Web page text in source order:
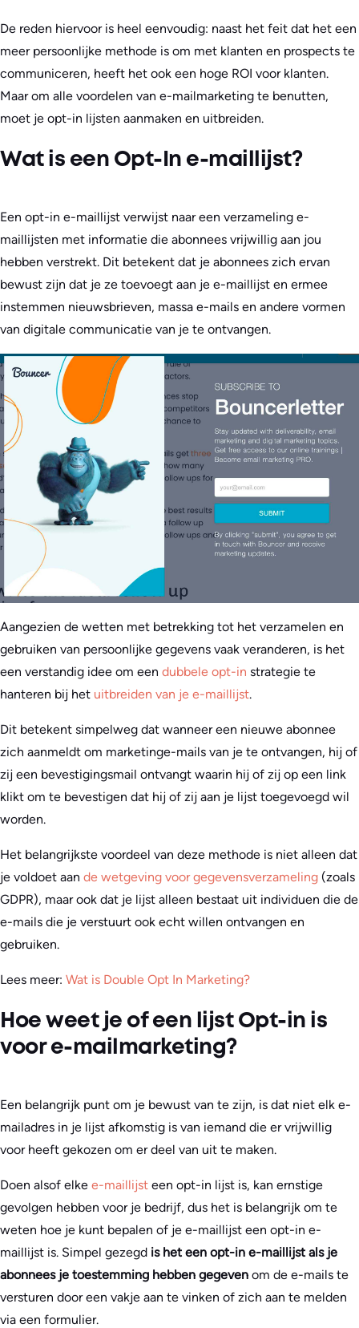
De reden hiervoor is heel eenvoudig: naast het feit dat het een
meer persoonlijke methode is om met klanten en prospects te
communiceren, heeft het ook een hoge ROI voor klanten.
Maar om alle voordelen van e-mailmarketing te benutten,
moet je opt-in lijsten aanmaken en uitbreiden.
Wat is een Opt-In e-maillijst?
Een opt-in e-maillijst verwijst naar een verzameling e-
maillijsten met informatie die abonnees vrijwillig aan jou
hebben verstrekt. Dit betekent dat je abonnees zich ervan
bewust zijn dat je ze toevoegt aan je e-maillijst en ermee
instemmen nieuwsbrieven, massa e-mails en andere vormen
van digitale communicatie van je te ontvangen.
Aangezien de wetten met betrekking tot het verzamelen en
gebruiken van persoonlijke gegevens vaak veranderen, is het
een verstandig idee om een dubbele opt-in strategie te
hanteren bij het uitbreiden van je e-maillijst.
Dit betekent simpelweg dat wanneer een nieuwe abonnee
zich aanmeldt om marketinge-mails van je te ontvangen, hij of
zij een bevestigingsmail ontvangt waarin hij of zij op een link
klikt om te bevestigen dat hij of zij aan je lijst toegevoegd wil
worden.
Het belangrijkste voordeel van deze methode is niet alleen dat
je voldoet aan de wetgeving voor gegevensverzameling (zoals
GDPR), maar ook dat je lijst alleen bestaat uit individuen die de
e-mails die je verstuurt ook echt willen ontvangen en
gebruiken.
Lees meer: Wat is Double Opt In Marketing?
Hoe weet je of een lijst Opt-in is
voor e-mailmarketing?
Een belangrijk punt om je bewust van te zijn, is dat niet elk e-
mailadres in je lijst afkomstig is van iemand die er vrijwillig
voor heeft gekozen om er deel van uit te maken.
Doen alsof elke e-maillijst een opt-in lijst is, kan ernstige
gevolgen hebben voor je bedrijf, dus het is belangrijk om te
weten hoe je kunt bepalen of je e-maillijst een opt-in e-
maillijst is. Simpel gezegd is het een opt-in e-maillijst als je
abonnees je toestemming hebben gegeven om de e-mails te
versturen door een vakje aan te vinken of zich aan te melden
via een formulier.